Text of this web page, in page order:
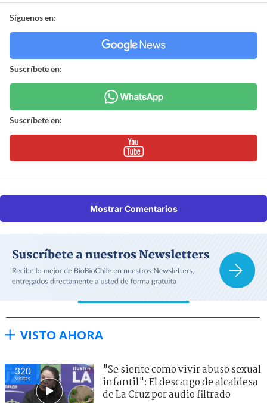
Síguenos en:
Suscríbete en:
Suscríbete en:
Mostrar Comentarios
VISTO AHORA
320
visitas
"Se siente como vivir abuso sexual
infantil": El descargo de alcaldesa
de La Cruz por audio filtrado